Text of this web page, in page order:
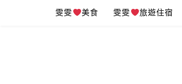
雯雯 美食 雯雯 旅遊住宿